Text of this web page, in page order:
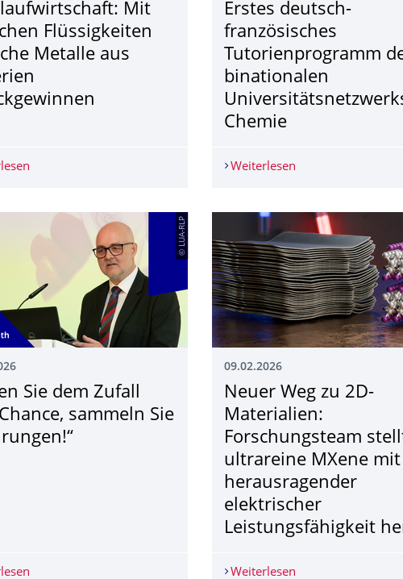
Duncan Haldane am 12. Mai zu Gast an der TU Dresden
Mit
Flüssigkeiten
Metalle aus
Kreislaufwirtschaft: Mit ionischen Flüssigkeiten kritische Metalle
Erstes deutsch-
französisches
Tutorienprogramm
binationalen
Chemie
Weiterlesen
23. April 2026
© LUA-RLP
Sie dem Zufall
sammeln Sie
„Geben Sie dem Zufall eine Chance, sammeln Sie Erfahrungen!“
09.02.2026
Neuer Weg zu 2D-
Materialien:
Forschungsteam
ultrareine MXene mit
herausragender
elektrischer
Leistungsfähigkeit
Weiterlesen